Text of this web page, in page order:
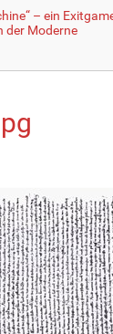
– ein
der Moderne